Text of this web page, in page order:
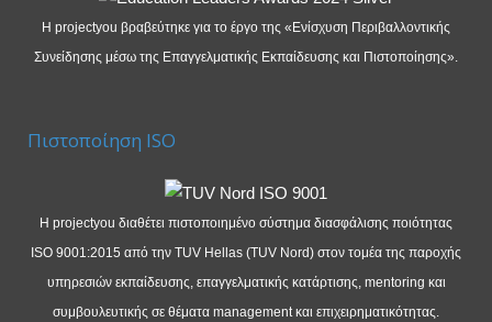
Η projectyou βραβεύτηκε για το έργο της «Ενίσχυση Περιβαλλοντικής
Συνείδησης μέσω της Επαγγελματικής Εκπαίδευσης και Πιστοποίησης».
Πιστοποίηση ISO
Η projectyou διαθέτει πιστοποιημένο σύστημα διασφάλισης ποιότητας
ISO 9001:2015 από την TUV Hellas (TUV Nord) στον τομέα της παροχής
υπηρεσιών εκπαίδευσης, επαγγελματικής κατάρτισης, mentoring και
συμβουλευτικής σε θέματα management και επιχειρηματικότητας.